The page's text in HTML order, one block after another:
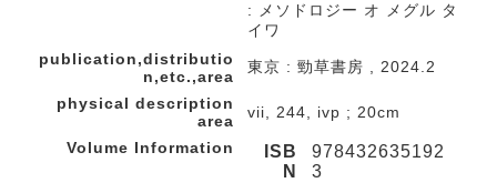
: メソドロジー オ メグル タ
イワ
publication,distributio
n,etc.,area
東京 : 勁草書房 , 2024.2
physical description
area
vii, 244, ivp ; 20cm
Volume Information
ISB
N
978432635192
3